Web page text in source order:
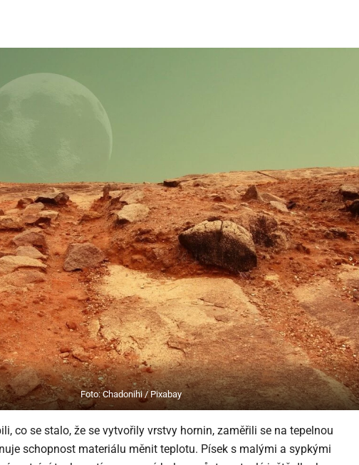
Foto: Chadonihi / Pixabay
co se stalo, že se vytvořily vrstvy hornin, zaměřili se na tepelnou
schopnost materiálu měnit teplotu. Písek s malými a sypkými